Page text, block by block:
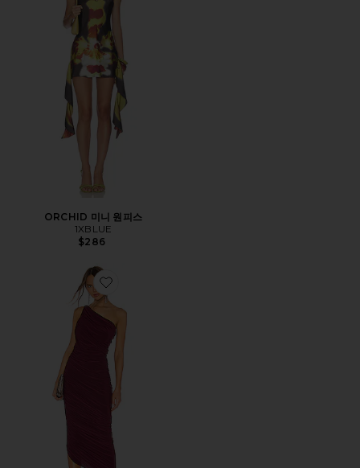
ORCHID 미니 원피스
1XBLUE
$286
Favorite DIANA 원피스